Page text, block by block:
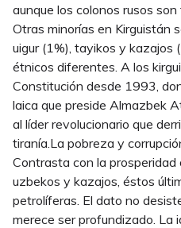
aunque los colonos rusos
Otras minorías en Kirguistán
uigur (1%), tayikos y kazajos
étnicos diferentes. A los
Constitución desde 1993,
laica que preside Almazbek
al líder revolucionario que
tiranía.La pobreza y
Contrasta con la prosperidad
uzbekos y kazajos, éstos
petrolíferas. El dato no
merece ser profundizado. La